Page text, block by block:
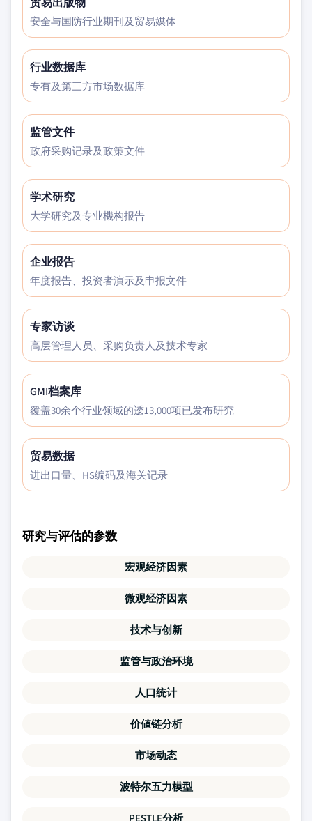
安全与国防行业期刊及贸易媒体
行业数据库
专有及第三方市场数据库
监管文件
政府采购记录及政策文件
学术研究
大学研究及专业機构报告
企业报告
年度报告、投资者演示及申报文件
专家访谈
高层管理人员、采购负责人及技术专家
GMI档案库
覆盖30余个行业领域的逶13,000项已发布研究
贸易数据
进出口量、HS编码及海关记录
研究与评估的参数
宏观经济因素
微观经济因素
技术与创新
监管与政治环境
人口统计
价値链分析
市场动态
波特尔五力模型
PESTLE分析